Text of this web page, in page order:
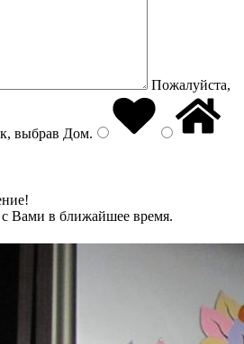
Пожалуйста,
выбрав Дом.
Вами в ближайшее время.